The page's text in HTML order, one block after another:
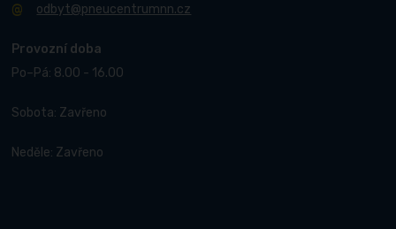
odbyt@pneucentrumnn.cz
Provozní doba
Po–Pá: 8.00 - 16.00
Sobota: Zavřeno
Neděle: Zavřeno